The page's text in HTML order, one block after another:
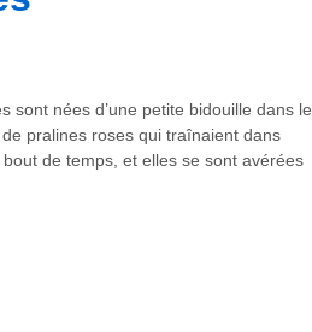
sont nées d’une petite bidouille dans le
pralines roses qui traînaient dans
de temps, et elles se sont avérées